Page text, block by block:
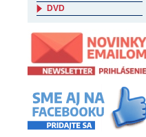
DVD